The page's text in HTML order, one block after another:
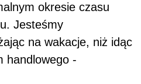
okresie czasu
Jesteśmy
na wakacje, niż idąc
handlowego -